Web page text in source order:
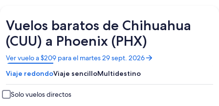
Vuelos baratos de Chihuahua
(CUU) a Phoenix (PHX)
Ver vuelo a $209 para el martes 29 sept. 2026
Se
abrirá
en
una
nueva
ventana
Viaje redondoViaje sencilloMultidestino
Solo vuelos directos